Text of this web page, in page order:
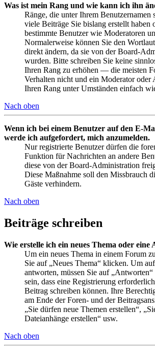
Was ist mein Rang und wie kann ich ihn
Ränge, die unter Ihrem Benutzernamen
viele Beiträge Sie bislang erstellt haben
bestimmte Benutzer wie Moderatoren
Normalerweise können Sie den
direkt ändern, da sie von der Board-
wurden. Bitte schreiben Sie keine
Ihren Rang zu erhöhen — die meisten
Verhalten nicht und ein Moderator oder
Ihren Rang unter Umständen einfach
Nach oben
Wenn ich bei einem Benutzer auf den E-
werde ich aufgefordert, mich anzumelden.
Nur registrierte Benutzer dürfen die
Funktion für Nachrichten an andere
diese von der Board-Administration
Diese Maßnahme soll den Missbrauch
Gäste verhindern.
Nach oben
Beiträge schreiben
Wie erstelle ich ein neues Thema oder eine
Um ein neues Thema in einem Forum
Sie auf „Neues Thema“ klicken. Um
antworten, müssen Sie auf
sein, dass eine Registrierung
Beitrag schreiben können. Ihre
am Ende der Foren- und der
„Sie dürfen neue Themen erstellen“,
Dateianhänge erstellen“ usw.
Nach oben